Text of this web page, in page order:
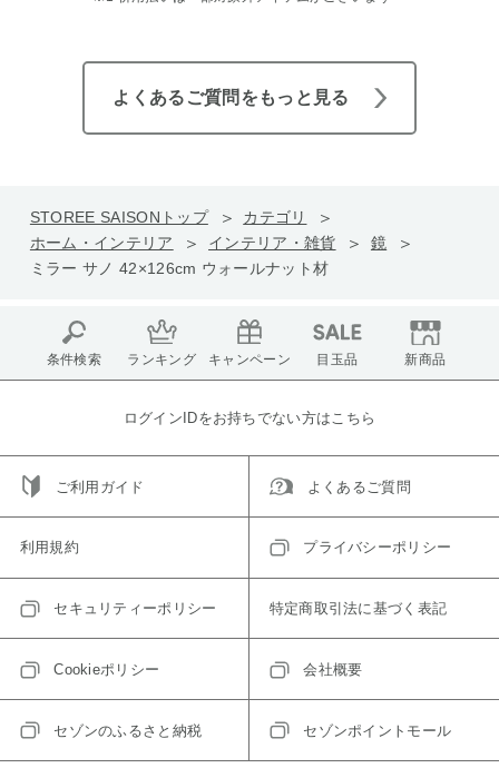
よくあるご質問をもっと見る
STOREE SAISONトップ
カテゴリ
ホーム・インテリア
インテリア・雑貨
鏡
ミラー サノ 42×126cm ウォールナット材
条件検索 ランキング キャンペーン 目玉品 新商品
ログインIDをお持ちでない方はこちら
ご利用ガイド よくあるご質問
利用規約 プライバシーポリシー
セキュリティーポリシー 特定商取引法に基づく表記
Cookieポリシー 会社概要
セゾンのふるさと納税 セゾンポイントモール